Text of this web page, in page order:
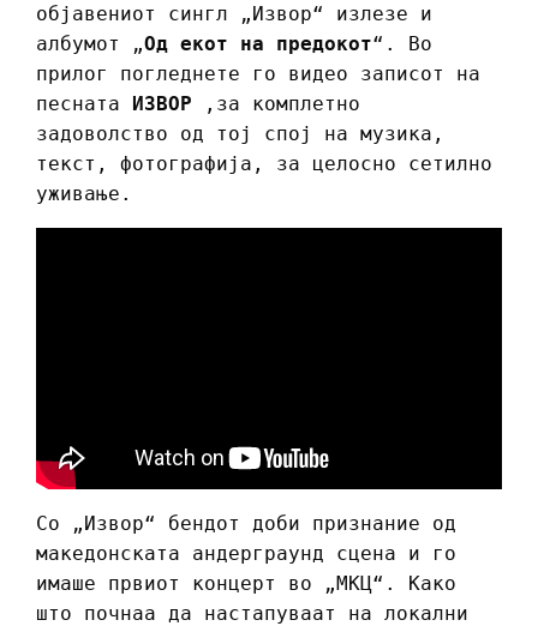
објавениот сингл „Извор“ излезе и
албумот „Од екот на предокот“. Во
прилог погледнете го видео записот на
песната ИЗВОР ,за комплетно
задоволство од тој спој на музика,
текст, фотографија, за целосно сетилно
уживање.
Со „Извор“ бендот доби признание од
македонската андерграунд сцена и го
имаше првиот концерт во „МКЦ“. Како
што почнаа да настапуваат на локални